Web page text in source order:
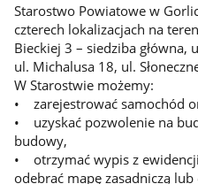
Starostwo Powiatowe w
czterech lokalizacjach na
Bieckiej 3 – siedziba główna,
ul. Michalusa 18, ul.
W Starostwie możemy:
• zarejestrować samochód
• uzyskać pozwolenie na
budowy,
• otrzymać wypis z
odebrać mapę zasadniczą